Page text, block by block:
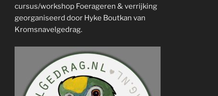
cursus/workshop Foerageren & verrijking
georganiseerd door Hyke Boutkan van
Kromsnavelgedrag.